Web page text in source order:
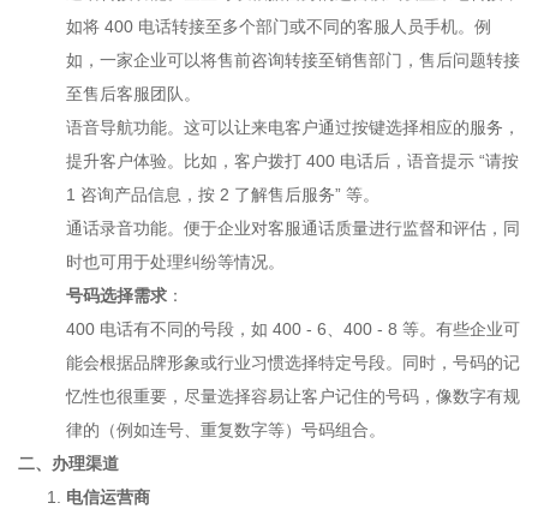
如将 400 电话转接至多个部门或不同的客服人员手机。例
如，一家企业可以将售前咨询转接至销售部门，售后问题转接
至售后客服团队。
语音导航功能。这可以让来电客户通过按键选择相应的服务，
提升客户体验。比如，客户拨打 400 电话后，语音提示 “请按
1 咨询产品信息，按 2 了解售后服务” 等。
通话录音功能。便于企业对客服通话质量进行监督和评估，同
时也可用于处理纠纷等情况。
号码选择需求 ：
400 电话有不同的号段，如 400 - 6、400 - 8 等。有些企业可
能会根据品牌形象或行业习惯选择特定号段。同时，号码的记
忆性也很重要，尽量选择容易让客户记住的号码，像数字有规
律的（例如连号、重复数字等）号码组合。
二、办理渠道
电信运营商